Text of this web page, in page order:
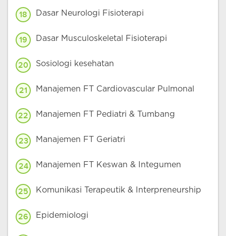
18 Dasar Neurologi Fisioterapi
19 Dasar Musculoskeletal Fisioterapi
20 Sosiologi kesehatan
21 Manajemen FT Cardiovascular Pulmonal
22 Manajemen FT Pediatri & Tumbang
23 Manajemen FT Geriatri
24 Manajemen FT Keswan & Integumen
25 Komunikasi Terapeutik & Interpreneurship
26 Epidemiologi